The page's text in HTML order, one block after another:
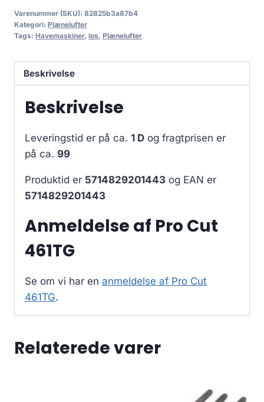
Varenummer (SKU): 82825b3a87b4
Kategori: Plænelufter
Tags: Havemaskiner, los, Plænelufter
Beskrivelse
Beskrivelse
Leveringstid er på ca. 1 D og fragtprisen er
på ca. 99
Produktid er 5714829201443 og EAN er
5714829201443
Anmeldelse af Pro Cut
461TG
Se om vi har en anmeldelse af Pro Cut
461TG.
Relaterede varer